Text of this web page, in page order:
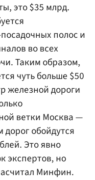
это $35 млрд.
полос и
во всех
Таким образом,
чуть больше $50
железной дороги
ветки Москва —
дорог обойдутся
Это явно
экспертов, но
Минфин.